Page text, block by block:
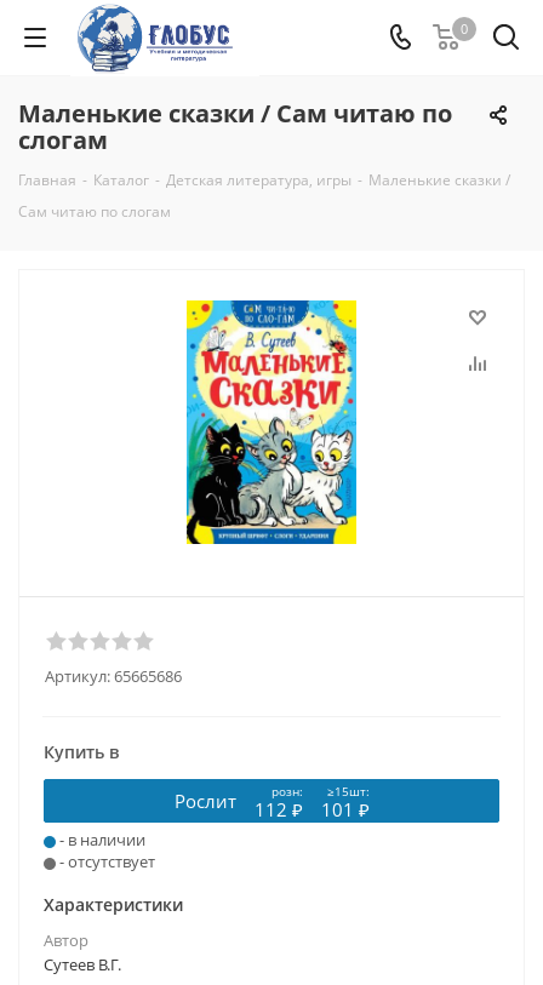
0
Маленькие сказки / Сам читаю по
слогам
Главная - Каталог - Детская литература, игры - Маленькие сказки /
Сам читаю по слогам
Артикул:65665686
Купить в
Рослит розн: ≥15шт:
112 ₽ 101 ₽
- в наличии
- отсутствует
Характеристики
Автор
Сутеев В.Г.